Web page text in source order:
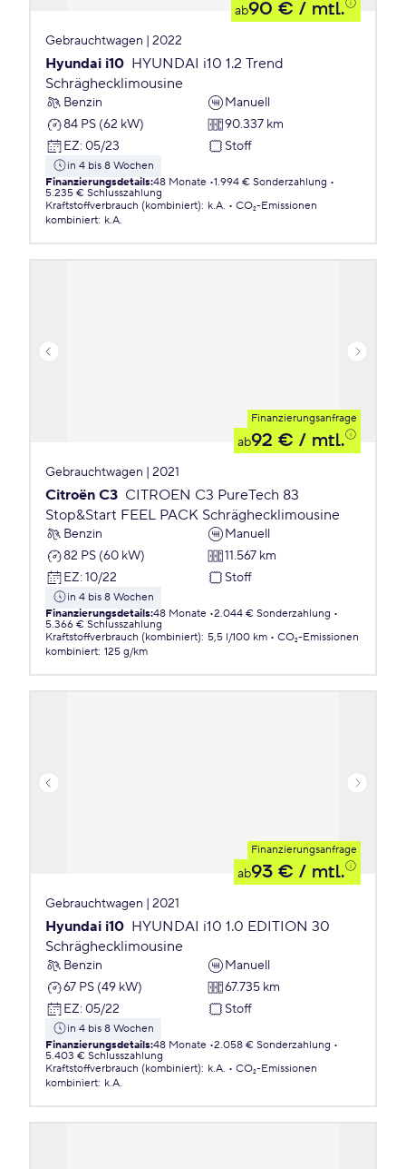
ab90 € / mtl.
Gebrauchtwagen | 2022
Hyundai i10 HYUNDAI i10 1.2 Trend
Schräghecklimousine
Benzin
Manuell
84 PS (62 kW)
90.337 km
EZ: 05/23 Stoff
in 4 bis 8 Wochen
Finanzierungsdetails:48 Monate 1.994 € Sonderzahlung
5.235 € Schlusszahlung
Kraftstoffverbrauch (kombiniert): k.A.
CO₂-Emissionen
kombiniert: k.A.
Finanzierungsanfrage
ab92 € / mtl.
Gebrauchtwagen | 2021
Citroën C3 CITROEN C3 PureTech 83
Stop&Start FEEL PACK Schräghecklimousine
Benzin
Manuell
82 PS (60 kW)
11.567 km
EZ: 10/22 Stoff
in 4 bis 8 Wochen
Finanzierungsdetails:48 Monate 2.044 € Sonderzahlung
5.366 € Schlusszahlung
Kraftstoffverbrauch (kombiniert): 5,5 l/100 km
CO₂-Emissionen
kombiniert: 125 g/km
Finanzierungsanfrage
ab93 € / mtl.
Gebrauchtwagen | 2021
Hyundai i10 HYUNDAI i10 1.0 EDITION 30
Schräghecklimousine
Benzin
Manuell
67 PS (49 kW)
67.735 km
EZ: 05/22 Stoff
in 4 bis 8 Wochen
Finanzierungsdetails:48 Monate 2.058 € Sonderzahlung
5.403 € Schlusszahlung
Kraftstoffverbrauch (kombiniert): k.A.
CO₂-Emissionen
kombiniert: k.A.